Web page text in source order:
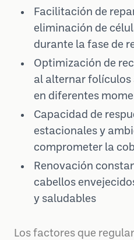
Facilitación de
eliminación de
durante la fase de
Optimización de
al alternar
en diferentes
Capacidad de
estacionales y
comprometer la
Renovación
cabellos
y saludables
Los factores que